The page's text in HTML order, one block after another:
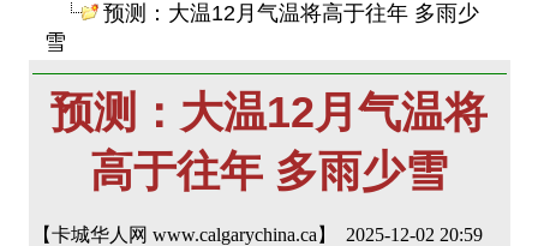
预测：大温12月气温将高于往年 多雨少
雪
预测：大温12月气温将
高于往年 多雨少雪
【卡城华人网 www.calgarychina.ca】 2025-12-02 20:59